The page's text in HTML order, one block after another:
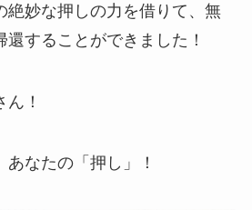
絶妙な押しの力を借りて、無
することができました！
！
なたの「押し」！